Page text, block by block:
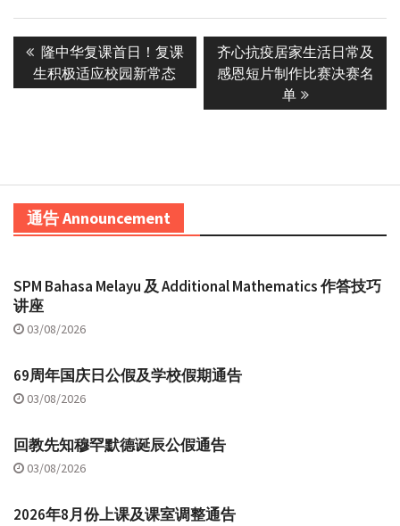
Post
navigation
Previous
post:
隆中华复课首日！复课
生积极适应校园新常态
Next
post:
齐心抗疫居家生活日常及
感恩短片制作比赛决赛名
单
通告 Announcement
SPM Bahasa Melayu 及 Additional Mathematics 作答技巧
讲座
03/08/2026
69周年国庆日公假及学校假期通告
03/08/2026
回教先知穆罕默德诞辰公假通告
03/08/2026
2026年8月份上课及课室调整通告